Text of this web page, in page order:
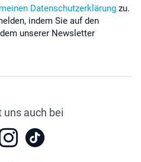
Datenschutzerklärung zu.
indem Sie auf den
unserer Newsletter
uns auch bei